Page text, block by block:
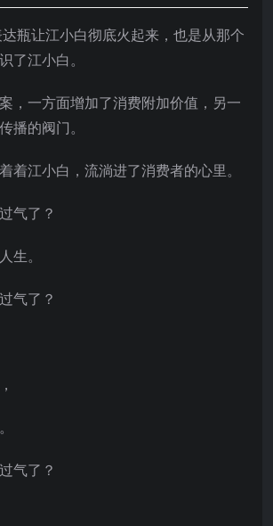
瓶让江小白彻底火起来，也是从那个
了江小白。
，一方面增加了消费附加价值，另一
播的阀门。
着江小白，流淌进了消费者的心里。
生。